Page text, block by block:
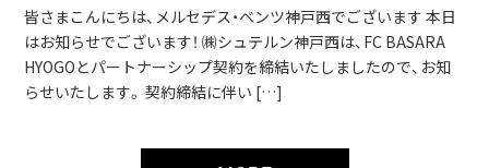
皆さまこんにちは、メルセデス・ベンツ神戸西でございます 本日
はお知らせでございます！ ㈱シュテルン神戸西は、FC BASARA
HYOGOとパートナーシップ契約を締結いたしましたので、お知
らせいたします。 契約締結に伴い […]